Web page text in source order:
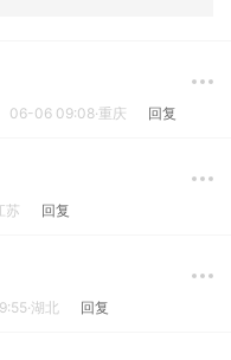
06-06 09:08·重庆 回复
苏 回复
湖北 回复